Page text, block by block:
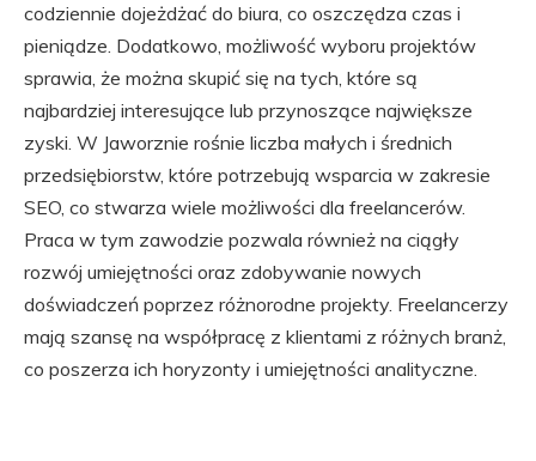
codziennie dojeżdżać do biura, co oszczędza czas i
pieniądze. Dodatkowo, możliwość wyboru projektów
sprawia, że można skupić się na tych, które są
najbardziej interesujące lub przynoszące największe
zyski. W Jaworznie rośnie liczba małych i średnich
przedsiębiorstw, które potrzebują wsparcia w zakresie
SEO, co stwarza wiele możliwości dla freelancerów.
Praca w tym zawodzie pozwala również na ciągły
rozwój umiejętności oraz zdobywanie nowych
doświadczeń poprzez różnorodne projekty. Freelancerzy
mają szansę na współpracę z klientami z różnych branż,
co poszerza ich horyzonty i umiejętności analityczne.